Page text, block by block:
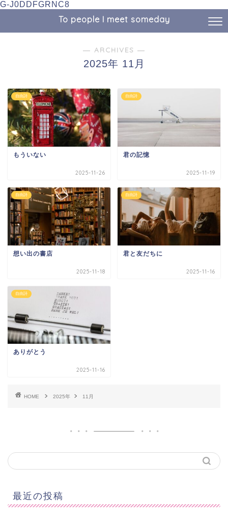
G-J0DDFGRNC8
To people I meet someday
― ARCHIVES ―
2025年 11月
自由詩
もういない
2025-11-26
自由詩
君の記憶
2025-11-19
自由詩
想い出の書店
2025-11-18
自由詩
君と友だちに
2025-11-16
自由詩
ありがとう
2025-11-16
HOME 2025年 11月
最近の投稿